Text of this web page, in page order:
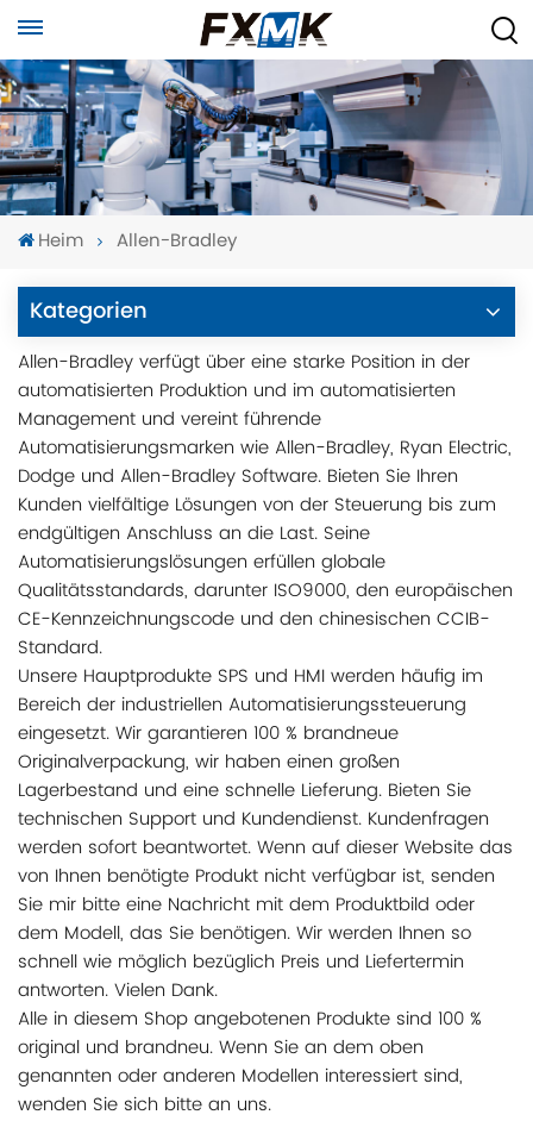
Heim Allen-Bradley
Kategorien
Allen-Bradley verfügt über eine starke Position in der
automatisierten Produktion und im automatisierten
Management und vereint führende
Automatisierungsmarken wie Allen-Bradley, Ryan Electric,
Dodge und Allen-Bradley Software. Bieten Sie Ihren
Kunden vielfältige Lösungen von der Steuerung bis zum
endgültigen Anschluss an die Last. Seine
Automatisierungslösungen erfüllen globale
Qualitätsstandards, darunter ISO9000, den europäischen
CE-Kennzeichnungscode und den chinesischen CCIB-
Standard.
Unsere Hauptprodukte SPS und HMI werden häufig im
Bereich der industriellen Automatisierungssteuerung
eingesetzt. Wir garantieren 100 % brandneue
Originalverpackung, wir haben einen großen
Lagerbestand und eine schnelle Lieferung. Bieten Sie
technischen Support und Kundendienst. Kundenfragen
werden sofort beantwortet. Wenn auf dieser Website das
von Ihnen benötigte Produkt nicht verfügbar ist, senden
Sie mir bitte eine Nachricht mit dem Produktbild oder
dem Modell, das Sie benötigen. Wir werden Ihnen so
schnell wie möglich bezüglich Preis und Liefertermin
antworten. Vielen Dank.
Alle in diesem Shop angebotenen Produkte sind 100 %
original und brandneu. Wenn Sie an dem oben
genannten oder anderen Modellen interessiert sind,
wenden Sie sich bitte an uns.